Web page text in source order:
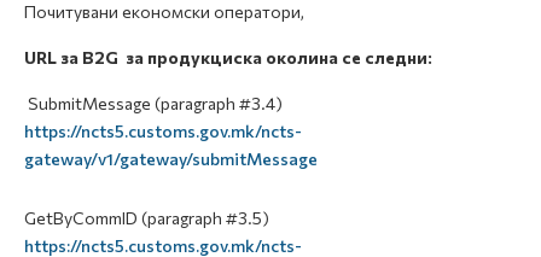
Почитувани економски оператори,
URL за B2G за продукциска околина се следни:
SubmitMessage (paragraph #3.4)
https://ncts5.customs.gov.mk/ncts-
gateway/v1/gateway/submitMessage
GetByCommID (paragraph #3.5)
https://ncts5.customs.gov.mk/ncts-